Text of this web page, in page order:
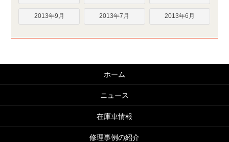
2013年9月 2013年7月 2013年6月
ホーム
ニュース
在庫車情報
修理事例の紹介